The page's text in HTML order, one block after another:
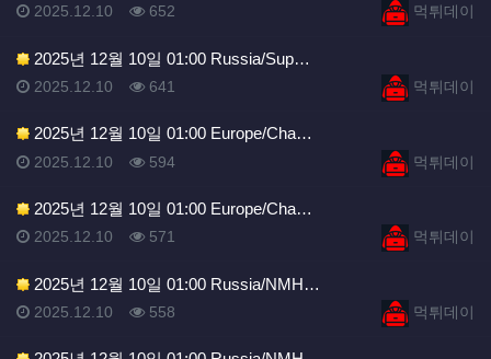
등록자먹튀데이
등록일
2025.12.10 조회
652
2025년 12월 10일 01:00 Russia/Sup…
등록자먹튀데이
등록일
2025.12.10 조회
641
2025년 12월 10일 01:00 Europe/Cha…
등록자먹튀데이
등록일
2025.12.10 조회
594
2025년 12월 10일 01:00 Europe/Cha…
등록자먹튀데이
등록일
2025.12.10 조회
571
2025년 12월 10일 01:00 Russia/NMH…
등록자먹튀데이
등록일
2025.12.10 조회
558